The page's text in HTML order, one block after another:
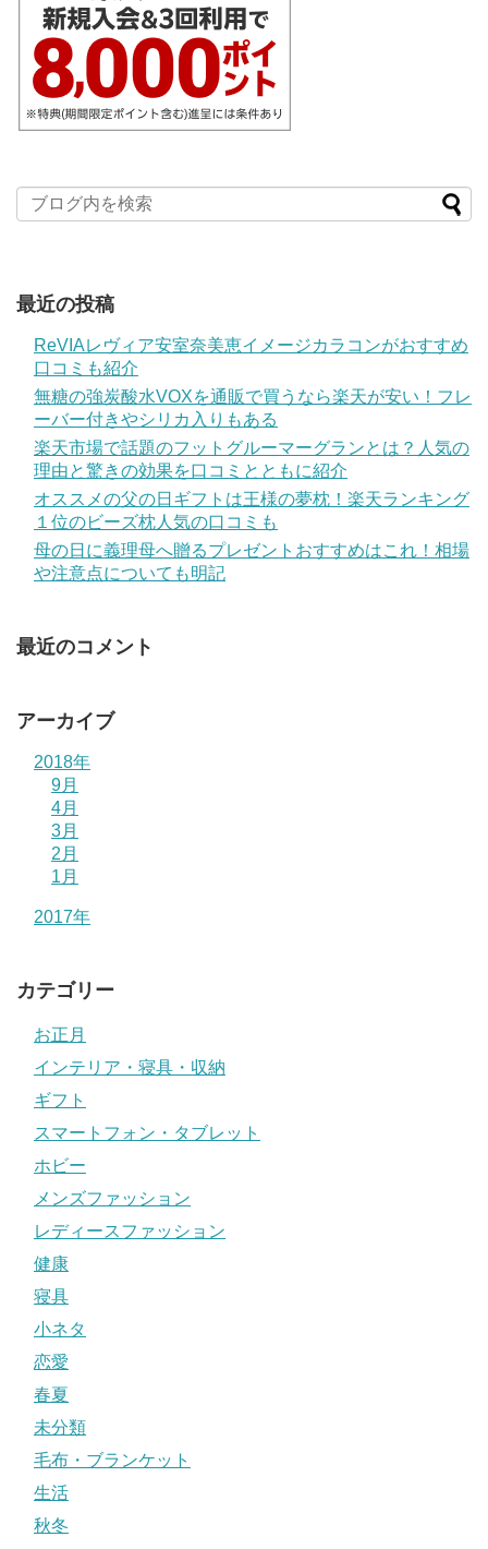
最近の投稿
ReVIAレヴィア安室奈美恵イメージカラコンがおすすめ
口コミも紹介
無糖の強炭酸水VOXを通販で買うなら楽天が安い！フレ
ーバー付きやシリカ入りもある
楽天市場で話題のフットグルーマーグランとは？人気の
理由と驚きの効果を口コミとともに紹介
オススメの父の日ギフトは王様の夢枕！楽天ランキング
１位のビーズ枕人気の口コミも
母の日に義理母へ贈るプレゼントおすすめはこれ！相場
や注意点についても明記
最近のコメント
アーカイブ
2018年
9月
4月
3月
2月
1月
2017年
カテゴリー
お正月
インテリア・寝具・収納
ギフト
スマートフォン・タブレット
ホビー
メンズファッション
レディースファッション
健康
寝具
小ネタ
恋愛
春夏
未分類
毛布・ブランケット
生活
秋冬